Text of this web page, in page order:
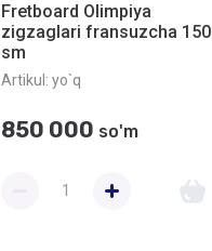
Fretboard Olimpiya
zigzaglari fransuzcha 150
sm
Artikul: yo`q
850 000 so'm